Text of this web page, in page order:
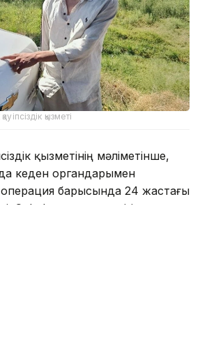
қызметі
қызметінің мәліметінше,
кеден органдарымен
операция барысында 24 жастағы
Cobalt маркалы көлігін тексеру